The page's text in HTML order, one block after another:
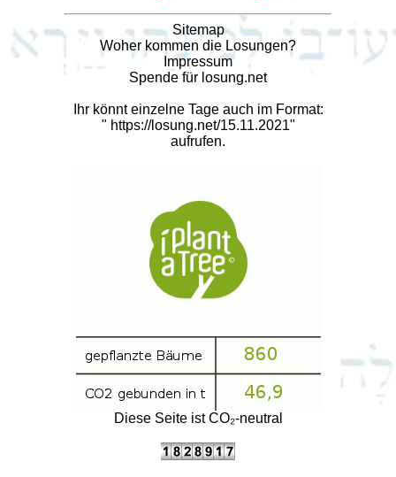
Sitemap
Woher kommen die Losungen?
Impressum
Spende für losung.net
Ihr könnt einzelne Tage auch im Format:
" https://losung.net/15.11.2021"
aufrufen.
Diese Seite ist CO₂-neutral